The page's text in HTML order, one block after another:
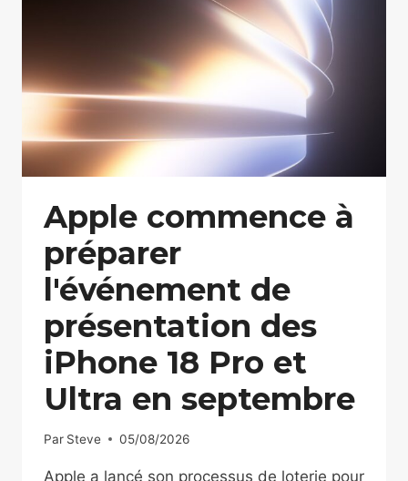
Apple commence à
préparer
l'événement de
présentation des
iPhone 18 Pro et
Ultra en septembre
Par Steve 05/08/2026
Apple a lancé son processus de loterie pour